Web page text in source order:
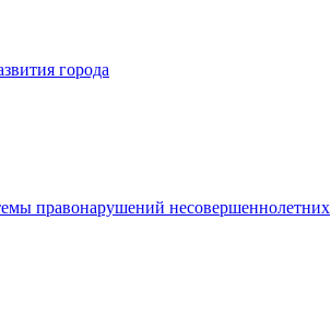
города
правонарушений несовершеннолетних